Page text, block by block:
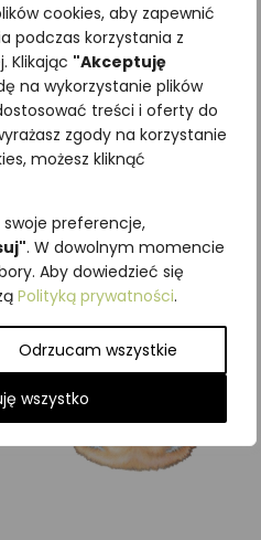
cookies, aby zapewnić
podczas korzystania z
Klikając "Akceptuję
na wykorzystanie plików
treści i oferty do
zgody na korzystanie
możesz kliknąć
preferencje,
. W dowolnym momencie
Aby dowiedzieć się
Polityką prywatności.
Odrzucam wszystkie
wszystko
cena z ostatnich 30
65,00zł
Brak danych